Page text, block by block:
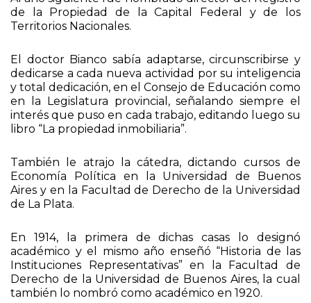
Al año siguiente fue nombrado director del Registro
de la Propiedad de la Capital Federal y de los
El doctor Bianco sabía adaptarse, circunscribirse y
dedicarse a cada nueva actividad por su inteligencia
y total dedicación, en el Consejo de Educación como
en la Legislatura provincial, señalando siempre el
interés que puso en cada trabajo, editando luego su
También le atrajo la cátedra, dictando cursos de
Economía Política en la Universidad de Buenos
Aires y en la Facultad de Derecho de la Universidad
En 1914, la primera de dichas casas lo designó
académico y el mismo año enseñó “Historia de las
Instituciones Representativas” en la Facultad de